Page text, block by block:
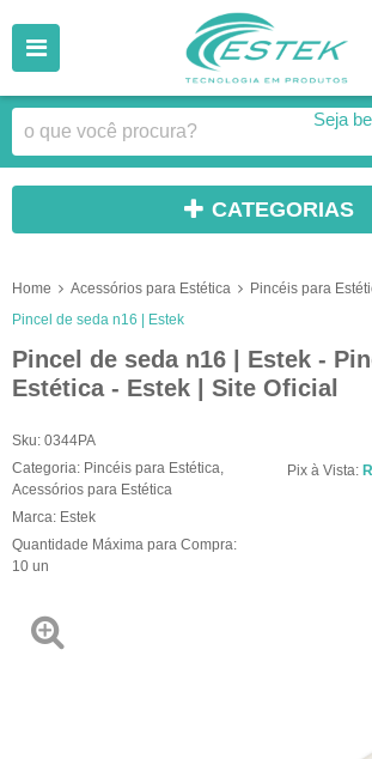
Seja
CATEGORIAS
Home Acessórios para Estética
Pincéis para
Pincel de seda n16 | Estek
Pincel de seda n16 | Estek -
Estética - Estek | Site Oficial
Sku: 0344PA
Categoria: Pincéis para Estética
Acessórios para Estética
Marca: Estek
Quantidade Máxima para Compra:
10 un
Pix à Vista: